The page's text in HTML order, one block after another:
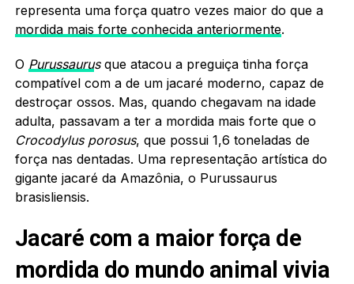
representa uma força quatro vezes maior do que a
mordida mais forte conhecida anteriormente.
O Purussaurusque atacou a preguiça tinha força
compatível com a de um jacaré moderno, capaz de
destroçar ossos. Mas, quando chegavam na idade
adulta, passavam a ter a mordida mais forte que o
Crocodylus porosus, que possui 1,6 toneladas de
força nas dentadas. Uma representação artística do
gigante jacaré da Amazônia, o Purussaurus
brasisliensis.
Jacaré com a maior força de
mordida do mundo animal vivia